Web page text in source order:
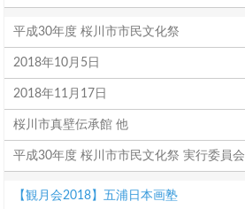
平成30年度 桜川市市民文化祭
2018年10月5日
2018年11月17日
桜川市真壁伝承館 他
平成30年度 桜川市市民文化祭 実行委員会
【観月会2018】五浦日本画塾